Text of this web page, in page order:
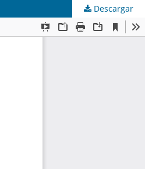
Descargar